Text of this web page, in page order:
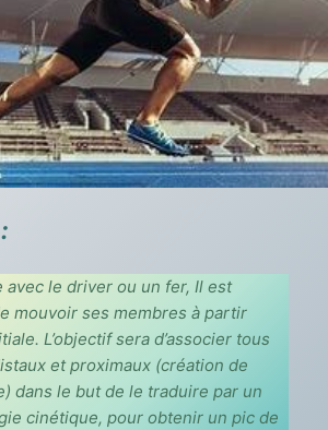
avec le driver ou un fer, Il est
mouvoir ses membres à partir
L’objectif sera d’associer tous
et proximaux (création de
dans le but de le traduire par un
cinétique, pour obtenir un pic de